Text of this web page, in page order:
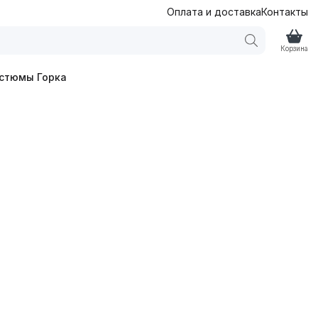
Оплата и доставкаКонтакты
Корзина
Горка